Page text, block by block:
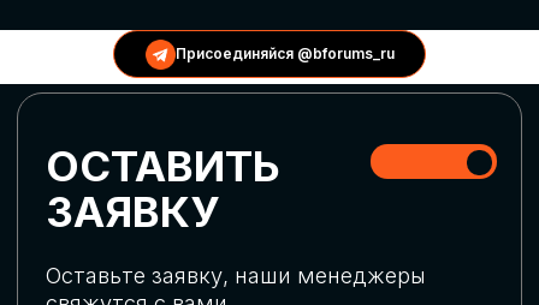
Присоединяйся @bforums_ru
ГЛОБАЛЬНАЯ
ЦИФРОВИЗАЦИЯ
актуальных трендов глобальной цифровой
трансформации. Узнаем о новых подходах
массовом использовании ИИ-
инструментов, обеспечении